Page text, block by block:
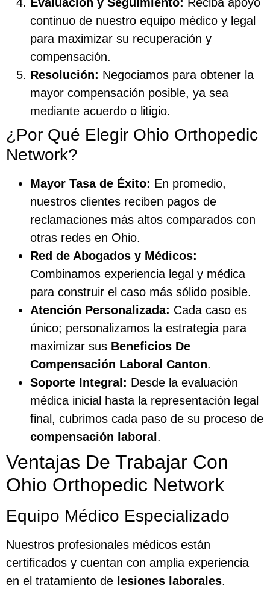
continuo de nuestro equipo médico y legal
para maximizar su recuperación y
compensación.
Resolución: Negociamos para obtener la
mayor compensación posible, ya sea
mediante acuerdo o litigio.
¿Por Qué Elegir Ohio Orthopedic
Network?
Mayor Tasa de Éxito: En promedio,
nuestros clientes reciben pagos de
reclamaciones más altos comparados con
otras redes en Ohio.
Red de Abogados y Médicos:
Combinamos experiencia legal y médica
para construir el caso más sólido posible.
Atención Personalizada: Cada caso es
único; personalizamos la estrategia para
maximizar sus Beneficios De
Compensación Laboral Canton.
Soporte Integral: Desde la evaluación
médica inicial hasta la representación legal
final, cubrimos cada paso de su proceso de
compensación laboral .
Ventajas De Trabajar Con
Ohio Orthopedic Network
Equipo Médico Especializado
Nuestros profesionales médicos están
certificados y cuentan con amplia experiencia
en el tratamiento de lesiones laborales.